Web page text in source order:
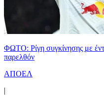
ΦΩΤΟ: Ρίγη συγκίνησης με
παρελθόν
ΑΠΟΕΛ
|